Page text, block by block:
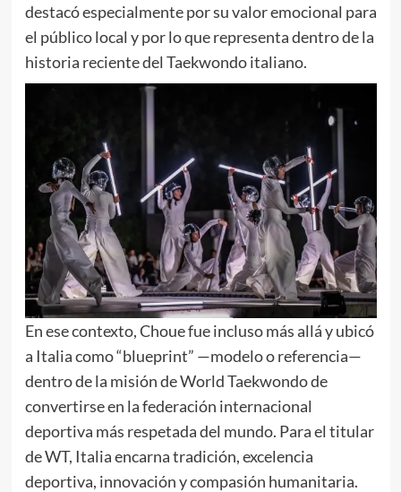
destacó especialmente por su valor emocional para
el público local y por lo que representa dentro de la
historia reciente del Taekwondo italiano.
En ese contexto, Choue fue incluso más allá y ubicó
a Italia como “blueprint” —modelo o referencia—
dentro de la misión de World Taekwondo de
convertirse en la federación internacional
deportiva más respetada del mundo. Para el titular
de WT, Italia encarna tradición, excelencia
deportiva, innovación y compasión humanitaria.